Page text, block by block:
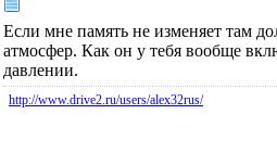
Если мне память не изменяет там
атмосфер. Как он у тебя вообще
давлении.
http://www.drive2.ru/users/alex32rus/